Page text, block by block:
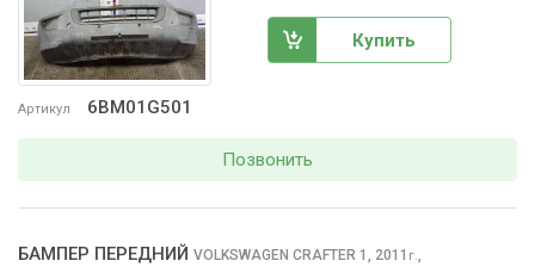
Артикул 6BM01G501
Купить
Позвонить
БАМПЕР ПЕРЕДНИЙ VOLKSWAGEN CRAFTER 1, 2011 г.,